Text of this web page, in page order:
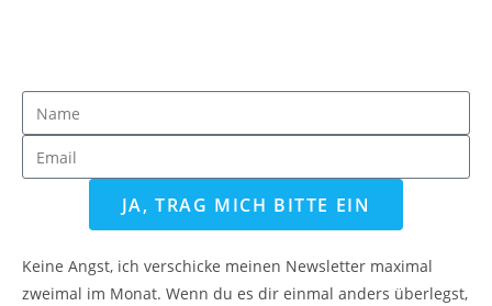
JA, TRAG MICH BITTE EIN
Keine Angst, ich verschicke meinen Newsletter maximal
zweimal im Monat. Wenn du es dir einmal anders überlegst,